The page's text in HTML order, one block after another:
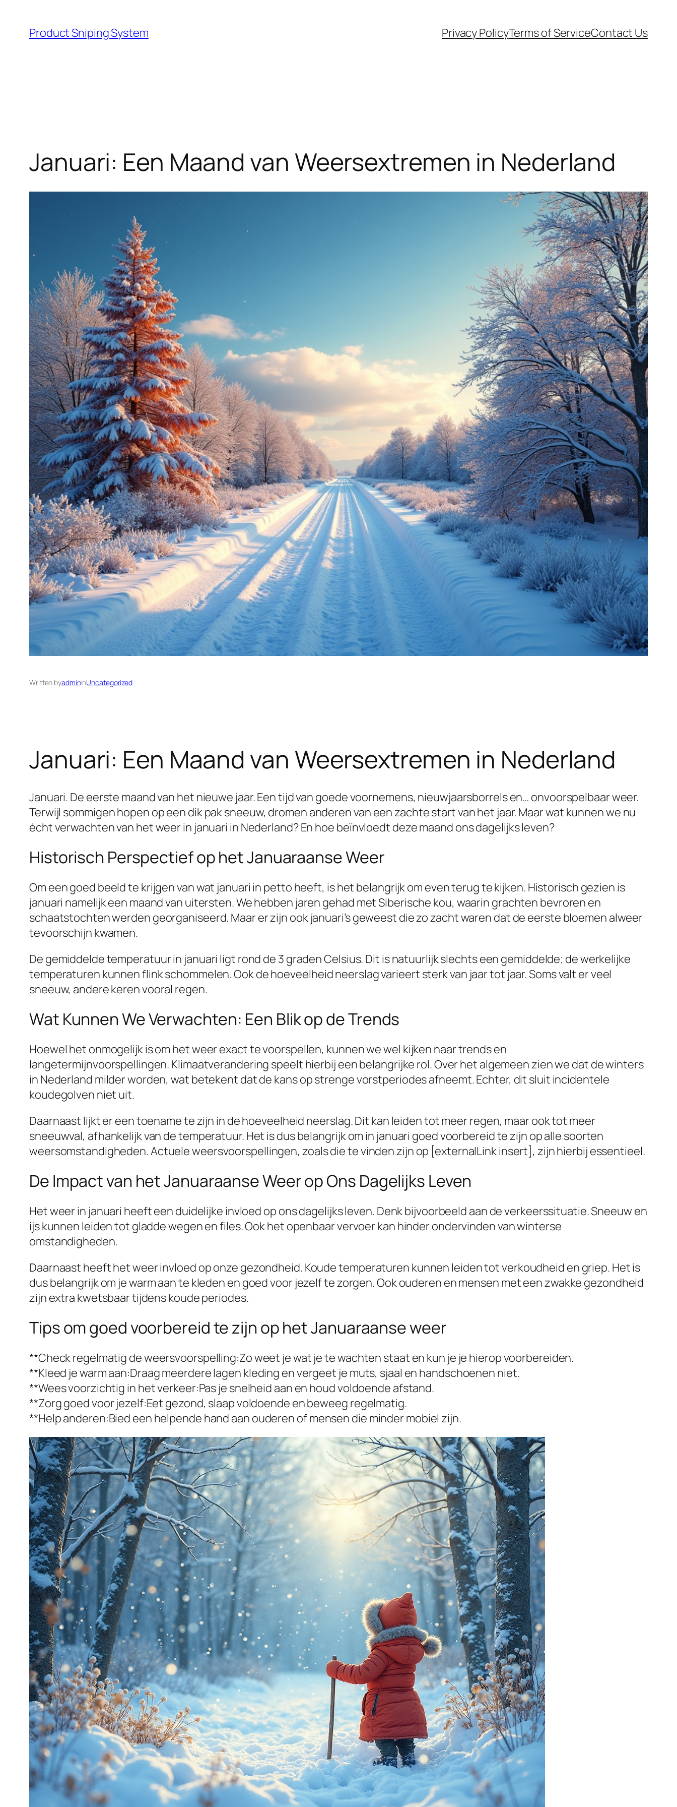
content
Product Sniping System Privacy PolicyTerms of ServiceContact Us
Januari: Een Maand van Weersextremen in Nederland
Written byadmininUncategorized
Januari: Een Maand van Weersextremen in Nederland
Januari. De eerste maand van het nieuwe jaar. Een tijd van goede voornemens, nieuwjaarsborrels en… onvoorspelbaar weer.
Terwijl sommigen hopen op een dik pak sneeuw, dromen anderen van een zachte start van het jaar. Maar wat kunnen we nu
écht verwachten van het weer in januari in Nederland? En hoe beïnvloedt deze maand ons dagelijks leven?
Historisch Perspectief op het Januaraanse Weer
Om een goed beeld te krijgen van wat januari in petto heeft, is het belangrijk om even terug te kijken. Historisch gezien is
januari namelijk een maand van uitersten. We hebben jaren gehad met Siberische kou, waarin grachten bevroren en
schaatstochten werden georganiseerd. Maar er zijn ook januari’s geweest die zo zacht waren dat de eerste bloemen alweer
tevoorschijn kwamen.
De gemiddelde temperatuur in januari ligt rond de 3 graden Celsius. Dit is natuurlijk slechts een gemiddelde; de werkelijke
temperaturen kunnen flink schommelen. Ook de hoeveelheid neerslag varieert sterk van jaar tot jaar. Soms valt er veel
sneeuw, andere keren vooral regen.
Wat Kunnen We Verwachten: Een Blik op de Trends
Hoewel het onmogelijk is om het weer exact te voorspellen, kunnen we wel kijken naar trends en
langetermijnvoorspellingen. Klimaatverandering speelt hierbij een belangrijke rol. Over het algemeen zien we dat de winters
in Nederland milder worden, wat betekent dat de kans op strenge vorstperiodes afneemt. Echter, dit sluit incidentele
koudegolven niet uit.
Daarnaast lijkt er een toename te zijn in de hoeveelheid neerslag. Dit kan leiden tot meer regen, maar ook tot meer
sneeuwval, afhankelijk van de temperatuur. Het is dus belangrijk om in januari goed voorbereid te zijn op alle soorten
weersomstandigheden. Actuele weersvoorspellingen, zoals die te vinden zijn op [externalLink insert], zijn hierbij essentieel.
De Impact van het Januaraanse Weer op Ons Dagelijks Leven
Het weer in januari heeft een duidelijke invloed op ons dagelijks leven. Denk bijvoorbeeld aan de verkeerssituatie. Sneeuw en
ijs kunnen leiden tot gladde wegen en files. Ook het openbaar vervoer kan hinder ondervinden van winterse
omstandigheden.
Daarnaast heeft het weer invloed op onze gezondheid. Koude temperaturen kunnen leiden tot verkoudheid en griep. Het is
dus belangrijk om je warm aan te kleden en goed voor jezelf te zorgen. Ook ouderen en mensen met een zwakke gezondheid
zijn extra kwetsbaar tijdens koude periodes.
Tips om goed voorbereid te zijn op het Januaraanse weer
**Check regelmatig de weersvoorspelling:Zo weet je wat je te wachten staat en kun je je hierop voorbereiden.
**Kleed je warm aan:Draag meerdere lagen kleding en vergeet je muts, sjaal en handschoenen niet.
**Wees voorzichtig in het verkeer:Pas je snelheid aan en houd voldoende afstand.
**Zorg goed voor jezelf:Eet gezond, slaap voldoende en beweeg regelmatig.
**Help anderen:Bied een helpende hand aan ouderen of mensen die minder mobiel zijn.